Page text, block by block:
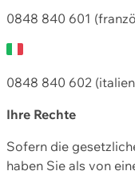
0848 840 601
0848 840 602
Ihre Rechte
Sofern die
haben Sie als von